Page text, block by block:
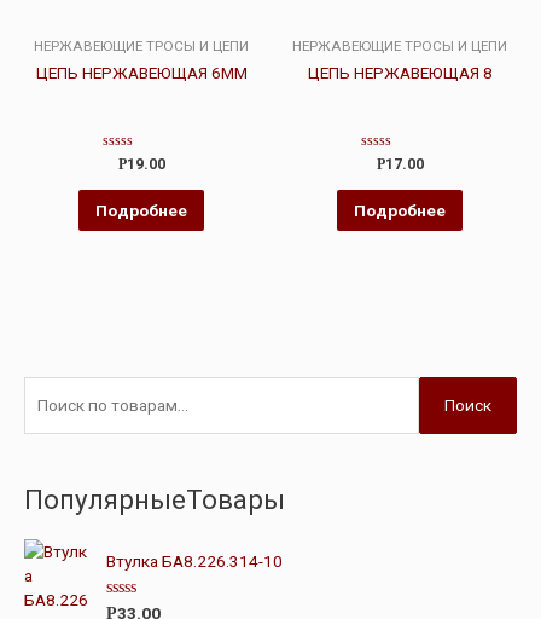
НЕРЖАВЕЮЩИЕ ТРОСЫ И ЦЕПИ
ЦЕПЬ НЕРЖАВЕЮЩАЯ 6ММ
Оценка
из
Р19.00
Подробнее
НЕРЖАВЕЮЩИЕ ТРОСЫ И ЦЕПИ
ЦЕПЬ НЕРЖАВЕЮЩАЯ 8
Оценка
из
Р17.00
Подробнее
Поиск
ПопулярныеТовары
Втулка БА8.226.314-10
О
Р33.00